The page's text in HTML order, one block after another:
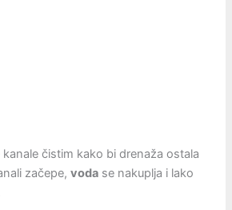
čistim kako bi drenaža ostala
začepe,voda se nakuplja i lako